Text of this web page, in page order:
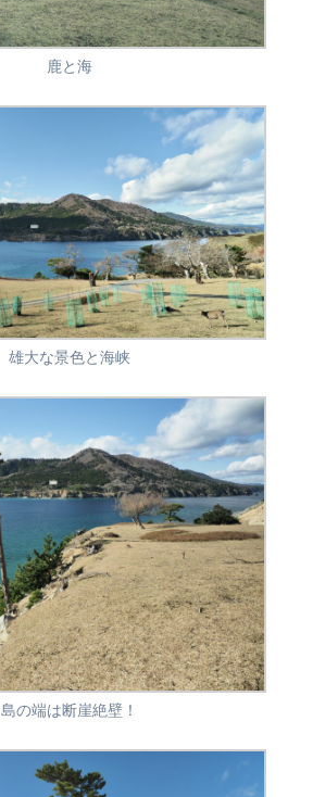
鹿と海
雄大な景色と海峡
島の端は断崖絶壁！